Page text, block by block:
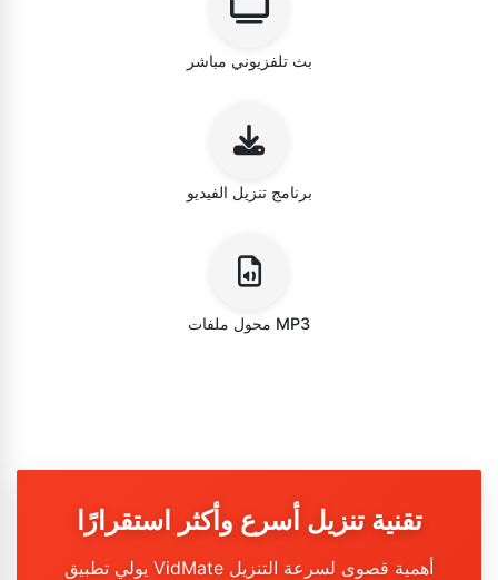
بث تلفزيوني مباشر
برنامج تنزيل الفيديو
محول ملفات MP3
تقنية تنزيل أسرع وأكثر استقرارًا
يولي تطبيق VidMate أهمية قصوى لسرعة التنزيل